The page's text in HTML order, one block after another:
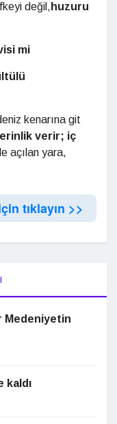
değil, huzuru
mi
kenarına git
verir; iç
açılan yara,
tıklayın >>
Medeniyetin
kaldı